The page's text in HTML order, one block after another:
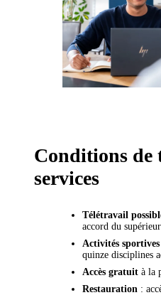
Conditions de
services
Télétravail
accord du
Activités sportives
quinze disciplines
Accès gratuit à la
Restauration :